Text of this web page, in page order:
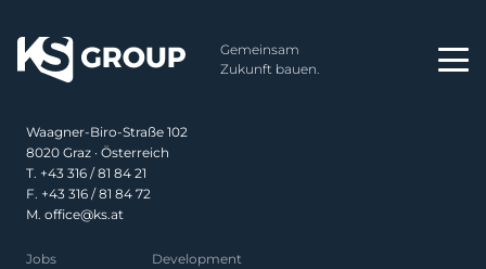
Gemeinsam
Zukunft bauen.
Impressum
Datenschutz
Privatsphäre-Einstellungen
Waagner-Biro-Straße 102
8020 Graz · Österreich
T. +43 316 / 81 84 21
F. +43 316 / 81 84 72
M. office@ks.at
Jobs
Development